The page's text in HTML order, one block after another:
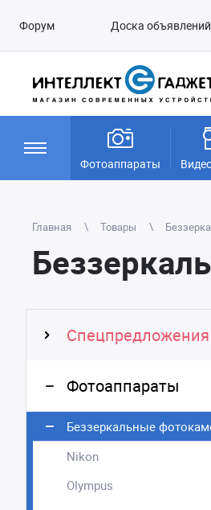
Форум Доска объявлений
Фотоаппараты
Главная Товары
Спецпредложения
Фотоаппараты
Беззеркальные
Nikon
Olympus